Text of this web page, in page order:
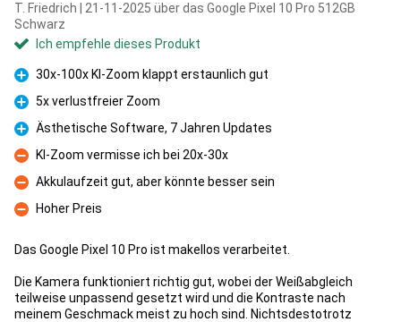
T. Friedrich | 21-11-2025 über das Google Pixel 10 Pro 512GB
Schwarz
Ich empfehle dieses Produkt
Pro
30x-100x KI-Zoom klappt erstaunlich gut
Pro
5x verlustfreier Zoom
Pro
Ästhetische Software, 7 Jahren Updates
Kontra
KI-Zoom vermisse ich bei 20x-30x
Kontra
Akkulaufzeit gut, aber könnte besser sein
Kontra
Hoher Preis
Das Google Pixel 10 Pro ist makellos verarbeitet.
Die Kamera funktioniert richtig gut, wobei der Weißabgleich
teilweise unpassend gesetzt wird und die Kontraste nach
meinem Geschmack meist zu hoch sind. Nichtsdestotrotz